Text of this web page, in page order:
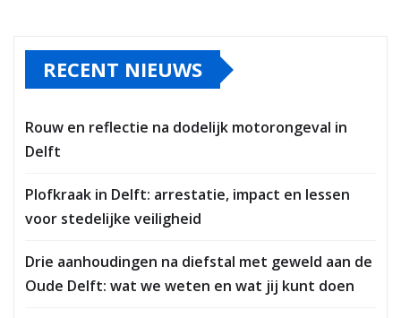
RECENT NIEUWS
Rouw en reflectie na dodelijk motorongeval in
Delft
Plofkraak in Delft: arrestatie, impact en lessen
voor stedelijke veiligheid
Drie aanhoudingen na diefstal met geweld aan de
Oude Delft: wat we weten en wat jij kunt doen